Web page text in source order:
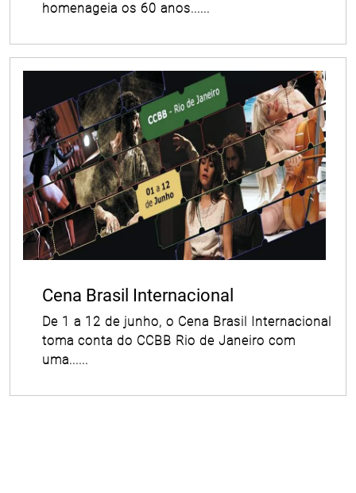
homenageia os 60 anos......
Cena Brasil Internacional
De 1 a 12 de junho, o Cena Brasil Internacional
toma conta do CCBB Rio de Janeiro com
uma......